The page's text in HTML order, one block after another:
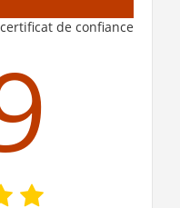
de confiance